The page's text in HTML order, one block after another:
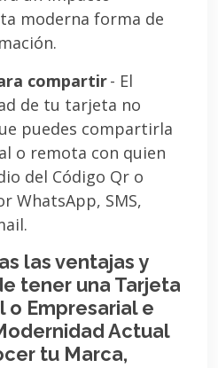
moderna forma de
compartir- El
de tu tarjeta no
puedes compartirla
o remota con quien
del Código Qr o
WhatsApp, SMS,
las ventajas y
tener una Tarjeta
o Empresarial e
Actual
tu Marca,